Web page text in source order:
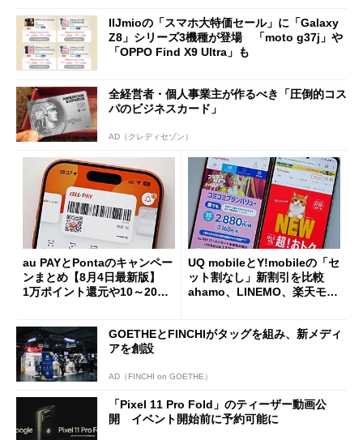
IIJmioの「スマホ大特価セール」に「Galaxy
Z8」シリーズ3機種が登場 「moto g37j」や
「OPPO Find X9 Ultra」も
全経営者・個人事業主が作るべき「圧倒的コス
パのビジネスカード」
AD（クレディセゾン）
au PAYとPontaのキャンペー
ンまとめ【8月4日最新版】
1万ポイント還元や10～20％
UQ mobileとY!mobileの「セ
ット割なし」新割引を比較
ahamo、LINEMO、楽天モバ
GOETHEとFINCHIがタッグを組み、新メディ
アを創設
AD（FINCHI on GOETHE）
「Pixel 11 Pro Fold」のティーザー動画公
開 イベント開始前に予約可能に